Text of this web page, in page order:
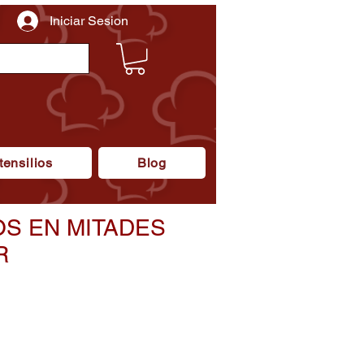
Blog
Iniciar Sesion
EN MITADES